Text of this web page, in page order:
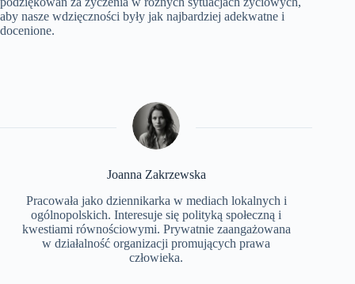
aby nasze wdzięczności były jak najbardziej adekwatne i
docenione.
Joanna Zakrzewska
Pracowała jako dziennikarka w mediach lokalnych i
ogólnopolskich. Interesuje się polityką społeczną i
kwestiami równościowymi. Prywatnie zaangażowana
w działalność organizacji promujących prawa
człowieka.